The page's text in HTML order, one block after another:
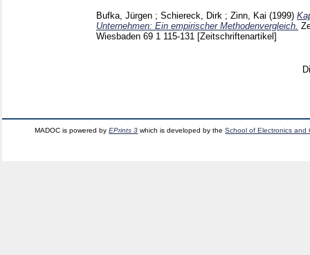
Bufka, Jürgen ; Schiereck, Dirk ; Zinn, Kai (1999)
Unternehmen: Ein empirischer Methodenvergleich.
Wiesbaden 69 1 115-131 [Zeitschriftenartikel]
MADOC is powered byEPrints 3 which is developed by theSchool of Electronics and